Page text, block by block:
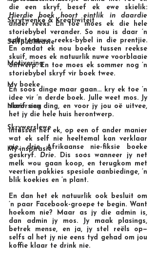
Skryfwenke & Kreatiwiteit
Selfpublikasie
Motivering
My boeke
Navorsing
Skrywerslewe
My inspirasie
Hierdie boek hoort eintlik in daardie
ander reeks. En toe moes ek die hele
storiebybel verander. So nou is daar ’n
splinternuwe reeks-bybel in die prentjie.
En omdat ek nou boeke tussen reekse
skuif, moes ek natuurlik nuwe voorblaaie
ontwerp. En toe moes ek sommer nog ’n
storiebybel skryf vir boek twee.
En soos dinge maar gaan… kry ek toe ’n
idee vir ’n derde boek. Julle weet mos. Jy
skuif een ding, en voor jy jou oë uitvee,
het jy die hele huis herontwerp.
Intussen het ek, op een of ander manier
wat ek self nie heeltemal kan verklaar
nie, drie Afrikaanse nie-fiksie boeke
geskryf. Drie. Dis soos wanneer jy net
melk wou gaan koop, en terugkom met
veertien pakkies spesiale aanbiedinge, ’n
blik koekies en ’n plant.
En dan het ek natuurlik ook besluit om
’n paar Facebook-groepe te begin. Want
hoekom nie? Maar as jy die admin is,
dan admin jy mos. Jy maak plasings,
betrek mense, en ja, jy stel reëls op—
selfs al het jy nie eens tyd gehad om jou
koffie klaar te drink nie.